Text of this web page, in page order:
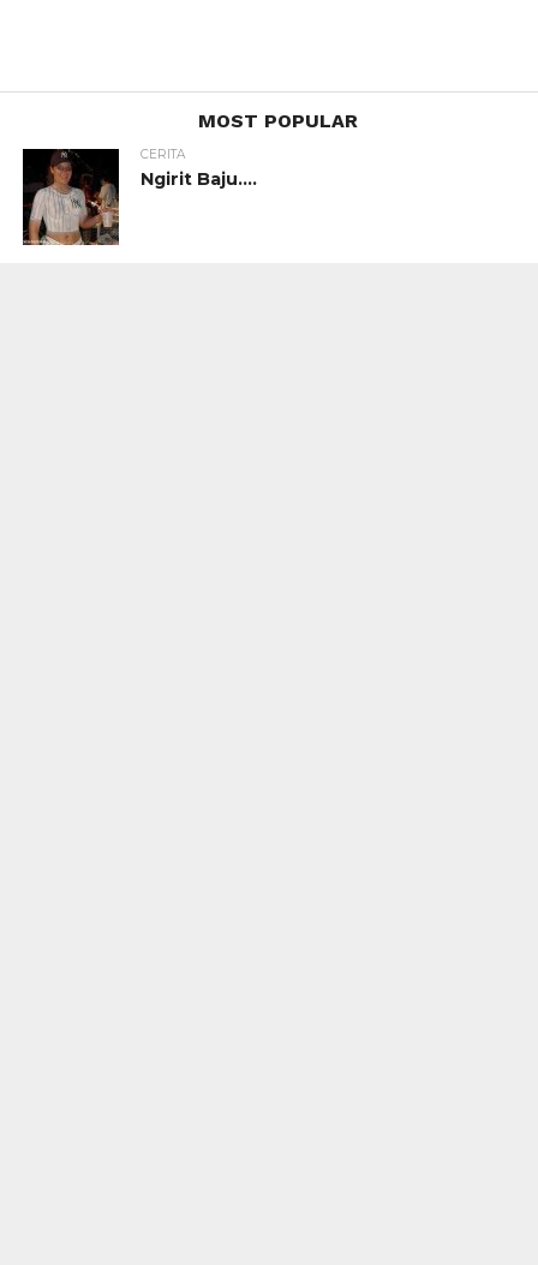
MOST POPULAR
CERITA
Ngirit Baju….